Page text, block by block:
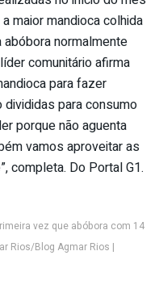
maior mandioca colhida
normalmente
comunitário afirma
para fazer
divididas para consumo
porque não aguenta
vamos aproveitar as
completa. Do Portal G1.
vez que abóbora com 14
Rios/Blog Agmar Rios |